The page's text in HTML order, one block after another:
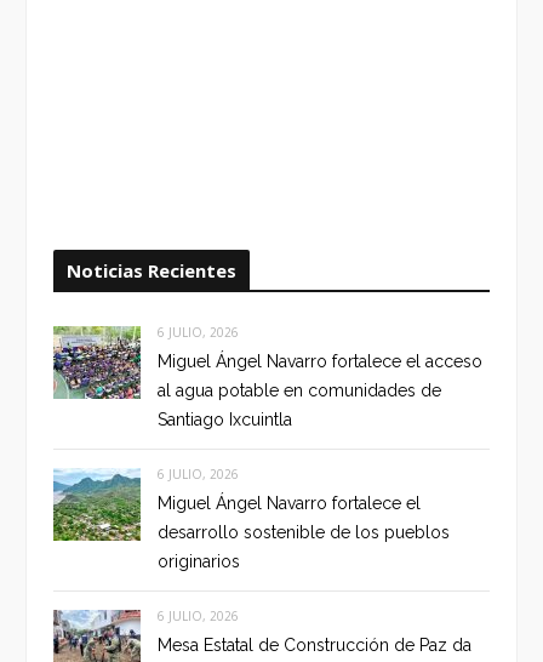
Noticias Recientes
6 JULIO, 2026
Miguel Ángel Navarro fortalece el acceso
al agua potable en comunidades de
Santiago Ixcuintla
6 JULIO, 2026
Miguel Ángel Navarro fortalece el
desarrollo sostenible de los pueblos
originarios
6 JULIO, 2026
Mesa Estatal de Construcción de Paz da